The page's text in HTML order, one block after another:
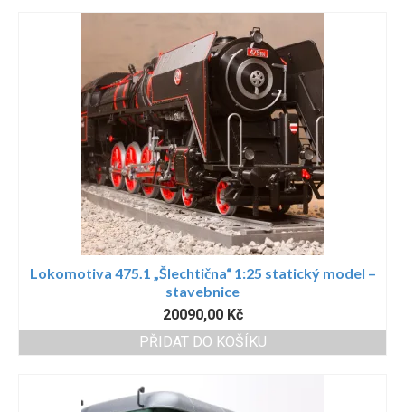
Lokomotiva 475.1 „Šlechtična“ 1:25 statický model –
stavebnice
20090,00 Kč
PŘIDAT DO KOŠÍKU